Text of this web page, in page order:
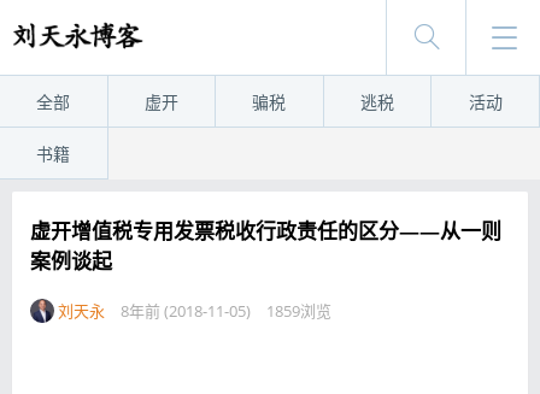
全部 虚开 骗税 逃税 活动
书籍
虚开增值税专用发票税收行政责任的区分——从一则
案例谈起
刘天永 8年前 (2018-11-05) 1859浏览